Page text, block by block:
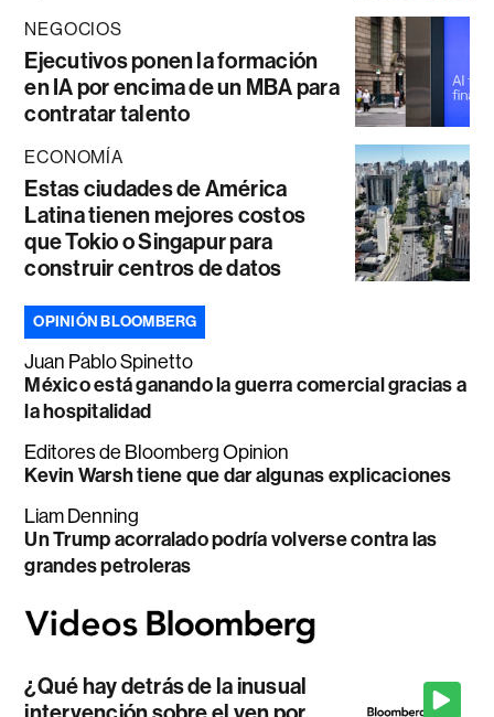
NEGOCIOS
Ejecutivos ponen la formación
en IA por encima de un MBA para
contratar talento
ECONOMÍA
Estas ciudades de América
Latina tienen mejores costos
que Tokio o Singapur para
construir centros de datos
OPINIÓN BLOOMBERG
Juan Pablo Spinetto
México está ganando la guerra comercial gracias a
la hospitalidad
Editores de Bloomberg Opinion
Kevin Warsh tiene que dar algunas explicaciones
Liam Denning
Un Trump acorralado podría volverse contra las
grandes petroleras
¿Qué hay detrás de la inusual